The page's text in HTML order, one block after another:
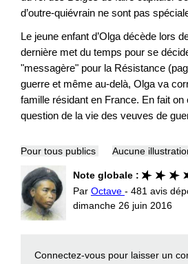
d’outre-quiévrain ne sont pas
Le jeune enfant d’Olga décède lors
dernière met du temps pour se
"messagère" pour la Résistance
guerre et même au-delà, Olga va
famille résidant en France. En fait on
question de la vie des veuves de
Pour tous publics Aucune
Note globale :
Par Octave - 481 avis
dimanche 26 juin 2016
Connectez-vous pour laisser un